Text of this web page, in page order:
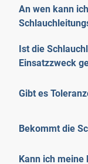
An wen kann
Ist die
Einsatzzweck
Gibt es
Bekommt die
Kann ich